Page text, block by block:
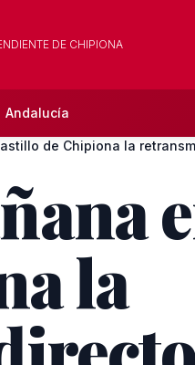
DE CHIPIONA
Andalucía
de Chipiona la
la